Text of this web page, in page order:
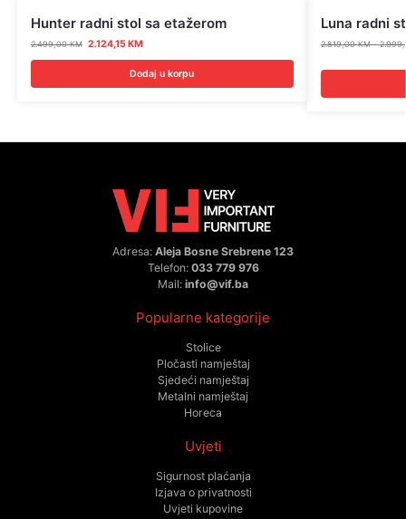
Hunter radni stol sa etažerom
2.499,00KM 2.124,15KM
Dodaj u korpu
Luna radni
2.819,00KM –
Adresa: Aleja Bosne Srebrene 123
Telefon: 033 779 976
Mail: info@vif.ba
Popularne kategorije
Stolice
Pločasti namještaj
Sjedeći namještaj
Metalni namještaj
Horeca
Uvjeti
Sigurnost plaćanja
Izjava o privatnosti
Uvjeti kupovine